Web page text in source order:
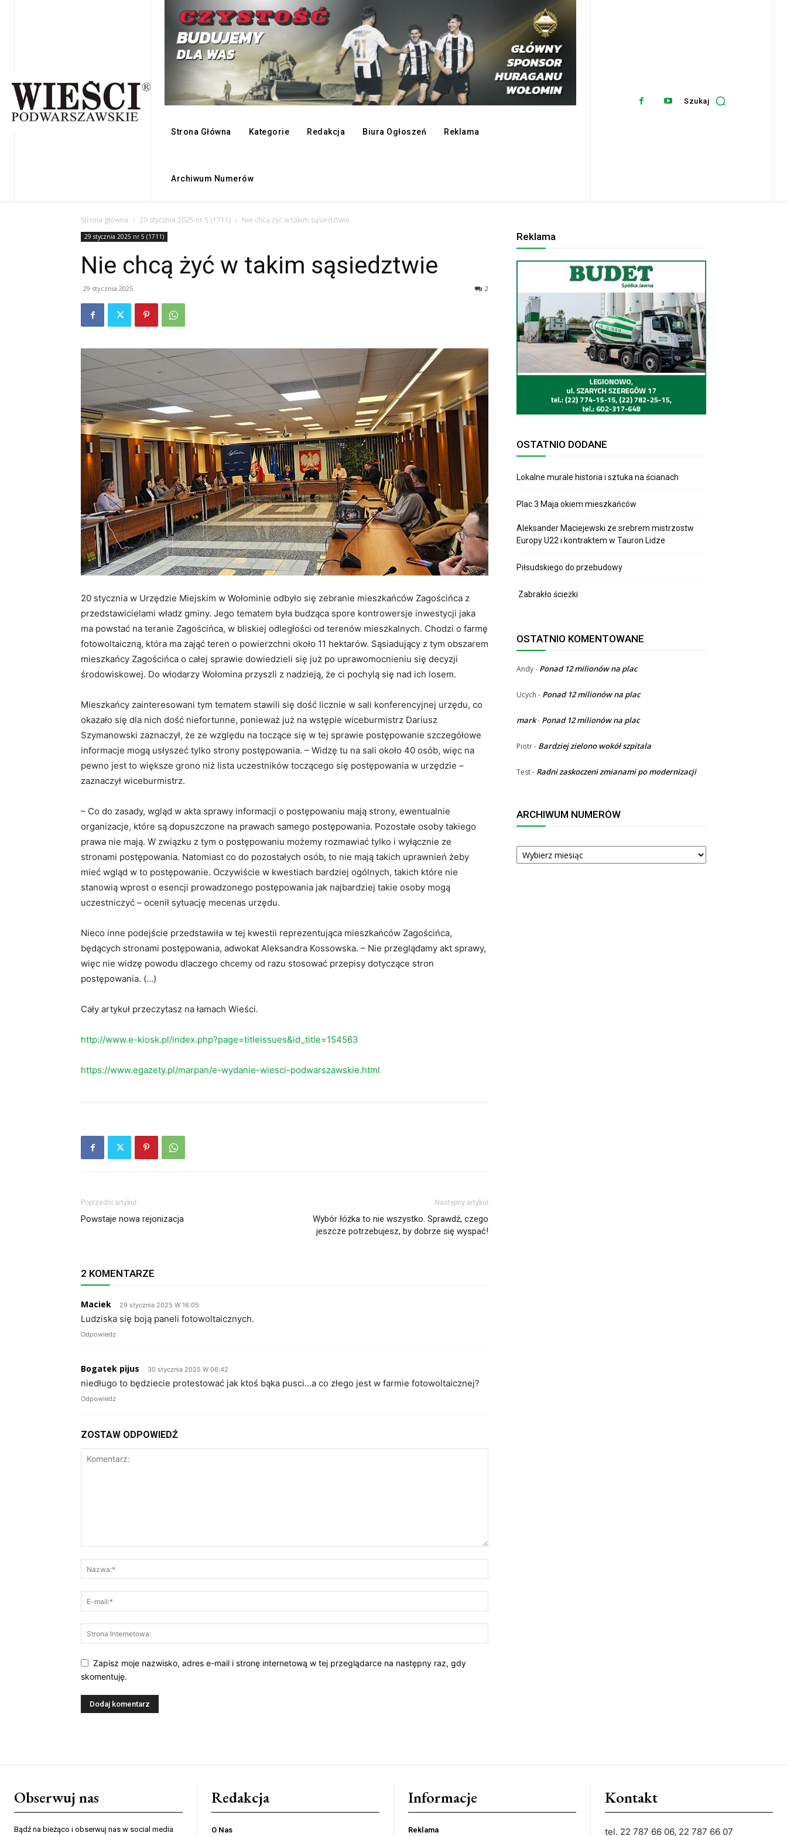
Strona Główna Kategorie Redakcja Biura Ogłoszeń Reklama
Archiwum Numerów
Szukaj
Strona główna 29 stycznia 2025 nr 5 (1711) Nie chcą żyć w takim sąsiedztwie
29 stycznia 2025 nr 5 (1711)
Nie chcą żyć w takim sąsiedztwie
29 stycznia 2025 2
20 stycznia w Urzędzie Miejskim w Wołominie odbyło się zebranie mieszkańców Zagościńca z
przedstawicielami władz gminy. Jego tematem była budząca spore kontrowersje inwestycji jaka
ma powstać na teranie Zagościńca, w bliskiej odległości od terenów mieszkalnych. Chodzi o farmę
fotowoltaiczną, która ma zająć teren o powierzchni około 11 hektarów. Sąsiadujący z tym obszarem
mieszkańcy Zagościńca o całej sprawie dowiedzieli się już po uprawomocnieniu się decyzji
środowiskowej. Do włodarzy Wołomina przyszli z nadzieją, że ci pochylą się nad ich losem.
Mieszkańcy zainteresowani tym tematem stawili się dość licznie w sali konferencyjnej urzędu, co
okazało się dla nich dość niefortunne, ponieważ już na wstępie wiceburmistrz Dariusz
Szymanowski zaznaczył, że ze względu na toczące się w tej sprawie postępowanie szczegółowe
informacje mogą usłyszeć tylko strony postępowania. – Widzę tu na sali około 40 osób, więc na
pewno jest to większe grono niż lista uczestników toczącego się postępowania w urzędzie –
zaznaczył wiceburmistrz.
– Co do zasady, wgląd w akta sprawy informacji o postępowaniu mają strony, ewentualnie
organizacje, które są dopuszczone na prawach samego postępowania. Pozostałe osoby takiego
prawa nie mają. W związku z tym o postępowaniu możemy rozmawiać tylko i wyłącznie ze
stronami postępowania. Natomiast co do pozostałych osób, to nie mają takich uprawnień żeby
mieć wgląd w to postępowanie. Oczywiście w kwestiach bardziej ogólnych, takich które nie
stanowią wprost o esencji prowadzonego postępowania jak najbardziej takie osoby mogą
uczestniczyć – ocenił sytuację mecenas urzędu.
Nieco inne podejście przedstawiła w tej kwestii reprezentująca mieszkańców Zagościńca,
będących stronami postępowania, adwokat Aleksandra Kossowska. – Nie przeglądamy akt sprawy,
więc nie widzę powodu dlaczego chcemy od razu stosować przepisy dotyczące stron
postępowania. (…)
Cały artykuł przeczytasz na łamach Wieści.
http://www.e-kiosk.pl/index.php?page=titleissues&id_title=154563
https://www.egazety.pl/marpan/e-wydanie-wiesci-podwarszawskie.html
Poprzedni artykuł
Powstaje nowa rejonizacja
Następny artykuł
Wybór łóżka to nie wszystko. Sprawdź, czego
jeszcze potrzebujesz, by dobrze się wyspać!
2 KOMENTARZE
Maciek 29 stycznia 2025 W 16:05
Ludziska się boją paneli fotowoltaicznych.
Odpowiedz
Bogatek pijus 30 stycznia 2025 W 06:42
niedługo to będziecie protestować jak ktoś bąka pusci…a co złego jest w farmie fotowoltaicznej?
Odpowiedz
ZOSTAW ODPOWIEDŹ
Zapisz moje nazwisko, adres e-mail i stronę internetową w tej przeglądarce na następny raz, gdy
skomentuję.
Reklama
OSTATNIO DODANE
Lokalne murale historia i sztuka na ścianach
Plac 3 Maja okiem mieszkańców
Aleksander Maciejewski ze srebrem mistrzostw
Europy U22 i kontraktem w Tauron Lidze
Piłsudskiego do przebudowy
Zabrakło ścieżki
OSTATNIO KOMENTOWANE
Andy- Ponad 12 milionów na plac
Ucych - Ponad 12 milionów na plac
mark- Ponad 12 milionów na plac
Piotr- Bardziej zielono wokół szpitala
Test- Radni zaskoczeni zmianami po modernizacji
ARCHIWUM NUMERÓW
ARCHIWUM
NUMERÓW
Obserwuj nas
Bądź na bieżąco i obserwuj nas w social media
Redakcja
O Nas
Informacje
Reklama
Kontakt
tel. 22 787 66 06, 22 787 66 07